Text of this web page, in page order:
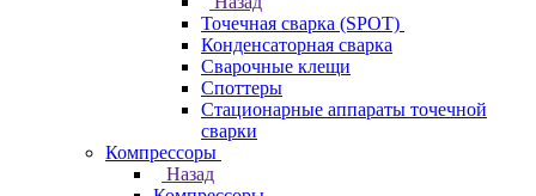
Точечная сварка (SPOT)
Конденсаторная сварка
Сварочные клещи
Споттеры
Стационарные аппараты точечной
сварки
Компрессоры
Назад